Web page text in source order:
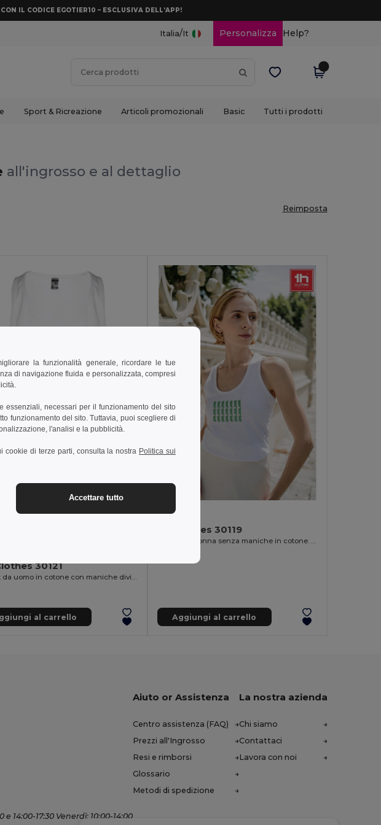
IL CODICE EGOTIER10 – ESCLUSIVA DELL’APP!
Italia/It Personalizza Help?
Sport & Ricreazione Articoli promozionali Basic Tutti i prodotti
all'ingrosso e al dettaglio
Reimposta
30121
T-shirt da uomo in cotone con maniche divise
al carrello
4,69 €
TH Clothes 30119
T-shirt da donna senza maniche in cotone. colore bianco
Aggiungi al carrello
e 14:00-17:30 Venerdì: 10:00-14:00
Aiuto or Assistenza
Centro assistenza (FAQ)
Prezzi all'Ingrosso
Resi e rimborsi
Glossario
Metodi di spedizione
La nostra azienda
Chi siamo
Contattaci
Lavora con noi
la funzionalità generale, ricordare le tue
di navigazione fluida e personalizzata, compresi
essenziali, necessari per il funzionamento del sito
funzionamento del sito. Tuttavia, puoi scegliere di
l'analisi e la pubblicità.
cookie di terze parti, consulta la nostra Politica sui
Accettare tutto